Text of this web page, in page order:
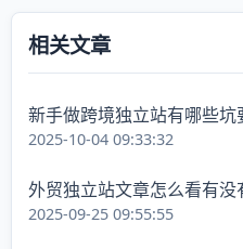
相关文章
新手做跨境独立站有哪些坑
2025-10-04 09:33:32
外贸独立站文章怎么看有没
2025-09-25 09:55:55